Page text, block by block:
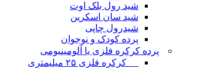
شید رول بلک اوت
شید سان اسکرین
شیدرول چاپی
پرده کودک و نوجوان
پرده کرکره فلزی یا آلومینیومی
__ کرکره فلزی ۲۵ میلیمتری